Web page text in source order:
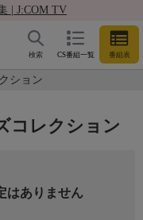
| J:COM TV
CS番組一覧 番組表
検索
ション
コレクション
はありません